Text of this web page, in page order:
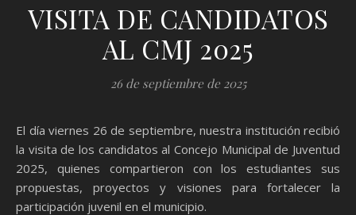
VISITA DE CANDIDATOS
AL CMJ 2025
26 de septiembre de 2025
El día viernes 26 de septiembre, nuestra institución recibió
la visita de los candidatos al Concejo Municipal de Juventud
2025, quienes compartieron con los estudiantes sus
propuestas, proyectos y visiones para fortalecer la
participación juvenil en el municipio.